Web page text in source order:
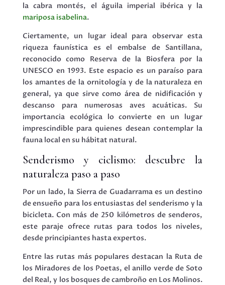
la cabra montés, el águila imperial ibérica y la
mariposa isabelina.
Ciertamente, un lugar ideal para observar esta
riqueza faunística es el embalse de Santillana,
reconocido como Reserva de la Biosfera por la
UNESCO en 1993. Este espacio es un paraíso para
los amantes de la ornitología y de la naturaleza en
general, ya que sirve como área de nidificación y
descanso para numerosas aves acuáticas. Su
importancia ecológica lo convierte en un lugar
imprescindible para quienes desean contemplar la
fauna local en su hábitat natural.
Senderismo y ciclismo: descubre la
naturaleza paso a paso
Por un lado, la Sierra de Guadarrama es un destino
de ensueño para los entusiastas del senderismo y la
bicicleta. Con más de 250 kilómetros de senderos,
este paraje ofrece rutas para todos los niveles,
desde principiantes hasta expertos.
Entre las rutas más populares destacan la Ruta de
los Miradores de los Poetas, el anillo verde de Soto
del Real, y los bosques de cambroño en Los Molinos.